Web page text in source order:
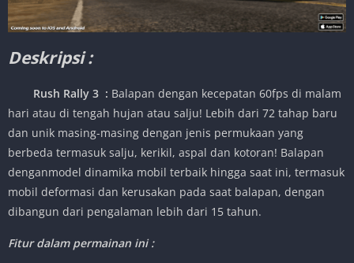
Deskripsi :
Rush Rally 3 : Balapan dengan kecepatan 60fps di malam
hari atau di tengah hujan atau salju! Lebih dari 72 tahap baru
dan unik masing-masing dengan jenis permukaan yang
berbeda termasuk salju, kerikil, aspal dan kotoran! Balapan
denganmodel dinamika mobil terbaik hingga saat ini, termasuk
mobil deformasi dan kerusakan pada saat balapan, dengan
dibangun dari pengalaman lebih dari 15 tahun.
Fitur dalam permainan ini :